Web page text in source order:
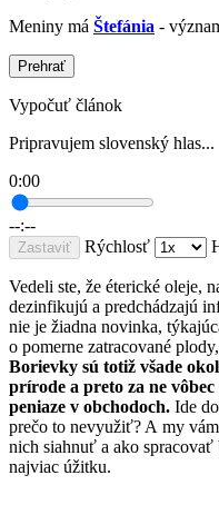
Meniny má Štefánia -
Prehrať
Vypočuť článok
Pripravujem slovenský hlas...
0:00
--:--
Zastaviť Rýchlosť
Vedeli ste, že éterické oleje,
dezinfikujú a predchádzajú
nie je žiadna novinka,
o pomerne zatracované
Borievky sú totiž všade
prírode a preto za ne
peniaze v obchodoch. Ide
prečo to nevyužiť? A my
nich siahnuť a ako
najviac úžitku.